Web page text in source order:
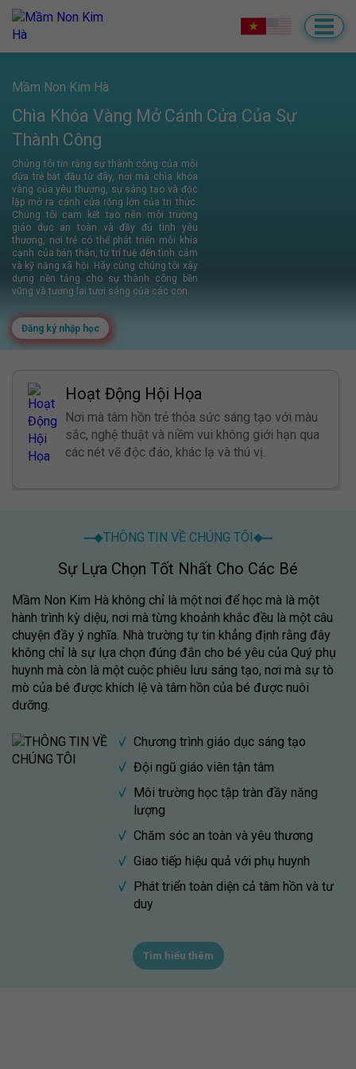
Mầm Non Kim Hà
Chìa Khóa Vàng Mở Cánh Cửa Của Sự
Thành Công
Chúng tôi tin rằng sự thành công của mỗi
đứa trẻ bắt đầu từ đây, nơi mà chìa khóa
vàng của yêu thương, sự sáng tạo và độc
lập mở ra cánh cửa rộng lớn của tri thức.
Chúng tôi cam kết tạo nên môi trường
giáo dục an toàn và đầy đủ tình yêu
thương, nơi trẻ có thể phát triển mỗi khía
cạnh của bản thân, từ trí tuệ đến tình cảm
và kỹ năng xã hội. Hãy cùng chúng tôi xây
dựng nền tảng cho sự thành công bền
vững và tương lai tươi sáng của các con.
Đăng ký nhập học
Hoạt Động Hội Họa
Nơi mà tâm hồn trẻ thỏa sức sáng tạo với màu
sắc, nghệ thuật và niềm vui không giới hạn qua
các nét vẽ độc đáo, khác lạ và thú vị.
THÔNG TIN VỀ CHÚNG TÔI
Sự Lựa Chọn Tốt Nhất Cho Các Bé
Mầm Non Kim Hà không chỉ là một nơi để học mà là một
hành trình kỳ diệu, nơi mà từng khoảnh khắc đều là một câu
chuyện đầy ý nghĩa. Nhà trường tự tin khẳng định rằng đây
không chỉ là sự lựa chọn đúng đắn cho bé yêu của Quý phụ
huynh mà còn là một cuộc phiêu lưu sáng tạo, nơi mà sự tò
mò của bé được khích lệ và tâm hồn của bé được nuôi
dưỡng.
Chương trình giáo dục sáng tạo
Đội ngũ giáo viên tận tâm
Môi trường học tập tràn đầy năng
lượng
Chăm sóc an toàn và yêu thương
Giao tiếp hiệu quả với phụ huynh
Phát triển toàn diện cả tâm hồn và tư
duy
Tìm hiểu thêm